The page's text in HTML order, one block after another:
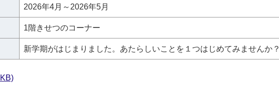
2026年4月～2026年5月
1階きせつのコーナー
新学期がはじまりました。あたらしいことを１つはじめてみませんか？
KB)